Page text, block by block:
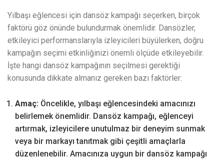
Yılbaşı eğlencesi için dansöz kampağı seçerken, birçok
faktörü göz önünde bulundurmak önemlidir. Dansözler,
etkileyici performanslarıyla izleyicileri büyülerken, doğru
kampağın seçimi etkinliğinizi önemli ölçüde etkileyebilir.
İşte hangi dansöz kampağının seçilmesi gerektiği
konusunda dikkate almanız gereken bazı faktörler:
Amaç: Öncelikle, yılbaşı eğlencesindeki amacınızı
belirlemek önemlidir. Dansöz kampağı, eğlenceyi
artırmak, izleyicilere unutulmaz bir deneyim sunmak
veya bir markayı tanıtmak gibi çeşitli amaçlarla
düzenlenebilir. Amacınıza uygun bir dansöz kampağı